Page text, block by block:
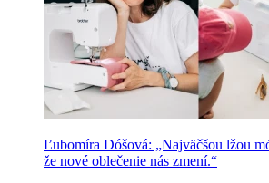
Ľubomíra Dóšová: „Najväčšou lžou
že nové oblečenie nás zmení.“